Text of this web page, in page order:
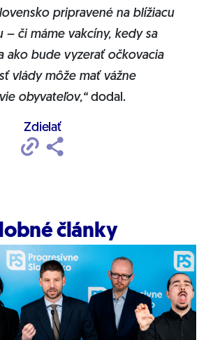
pripravené na blížiacu
– či máme vakcíny, kedy sa
ako bude vyzerať očkovacia
vlády môže mať vážne
obyvateľov,“dodal.
Zdielať
články